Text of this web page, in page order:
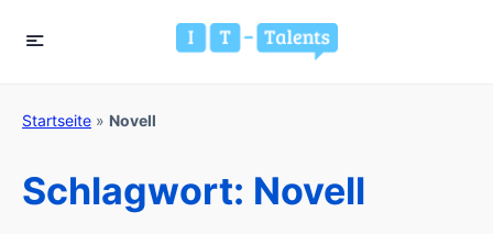
Startseite » Novell
Schlagwort: Novell